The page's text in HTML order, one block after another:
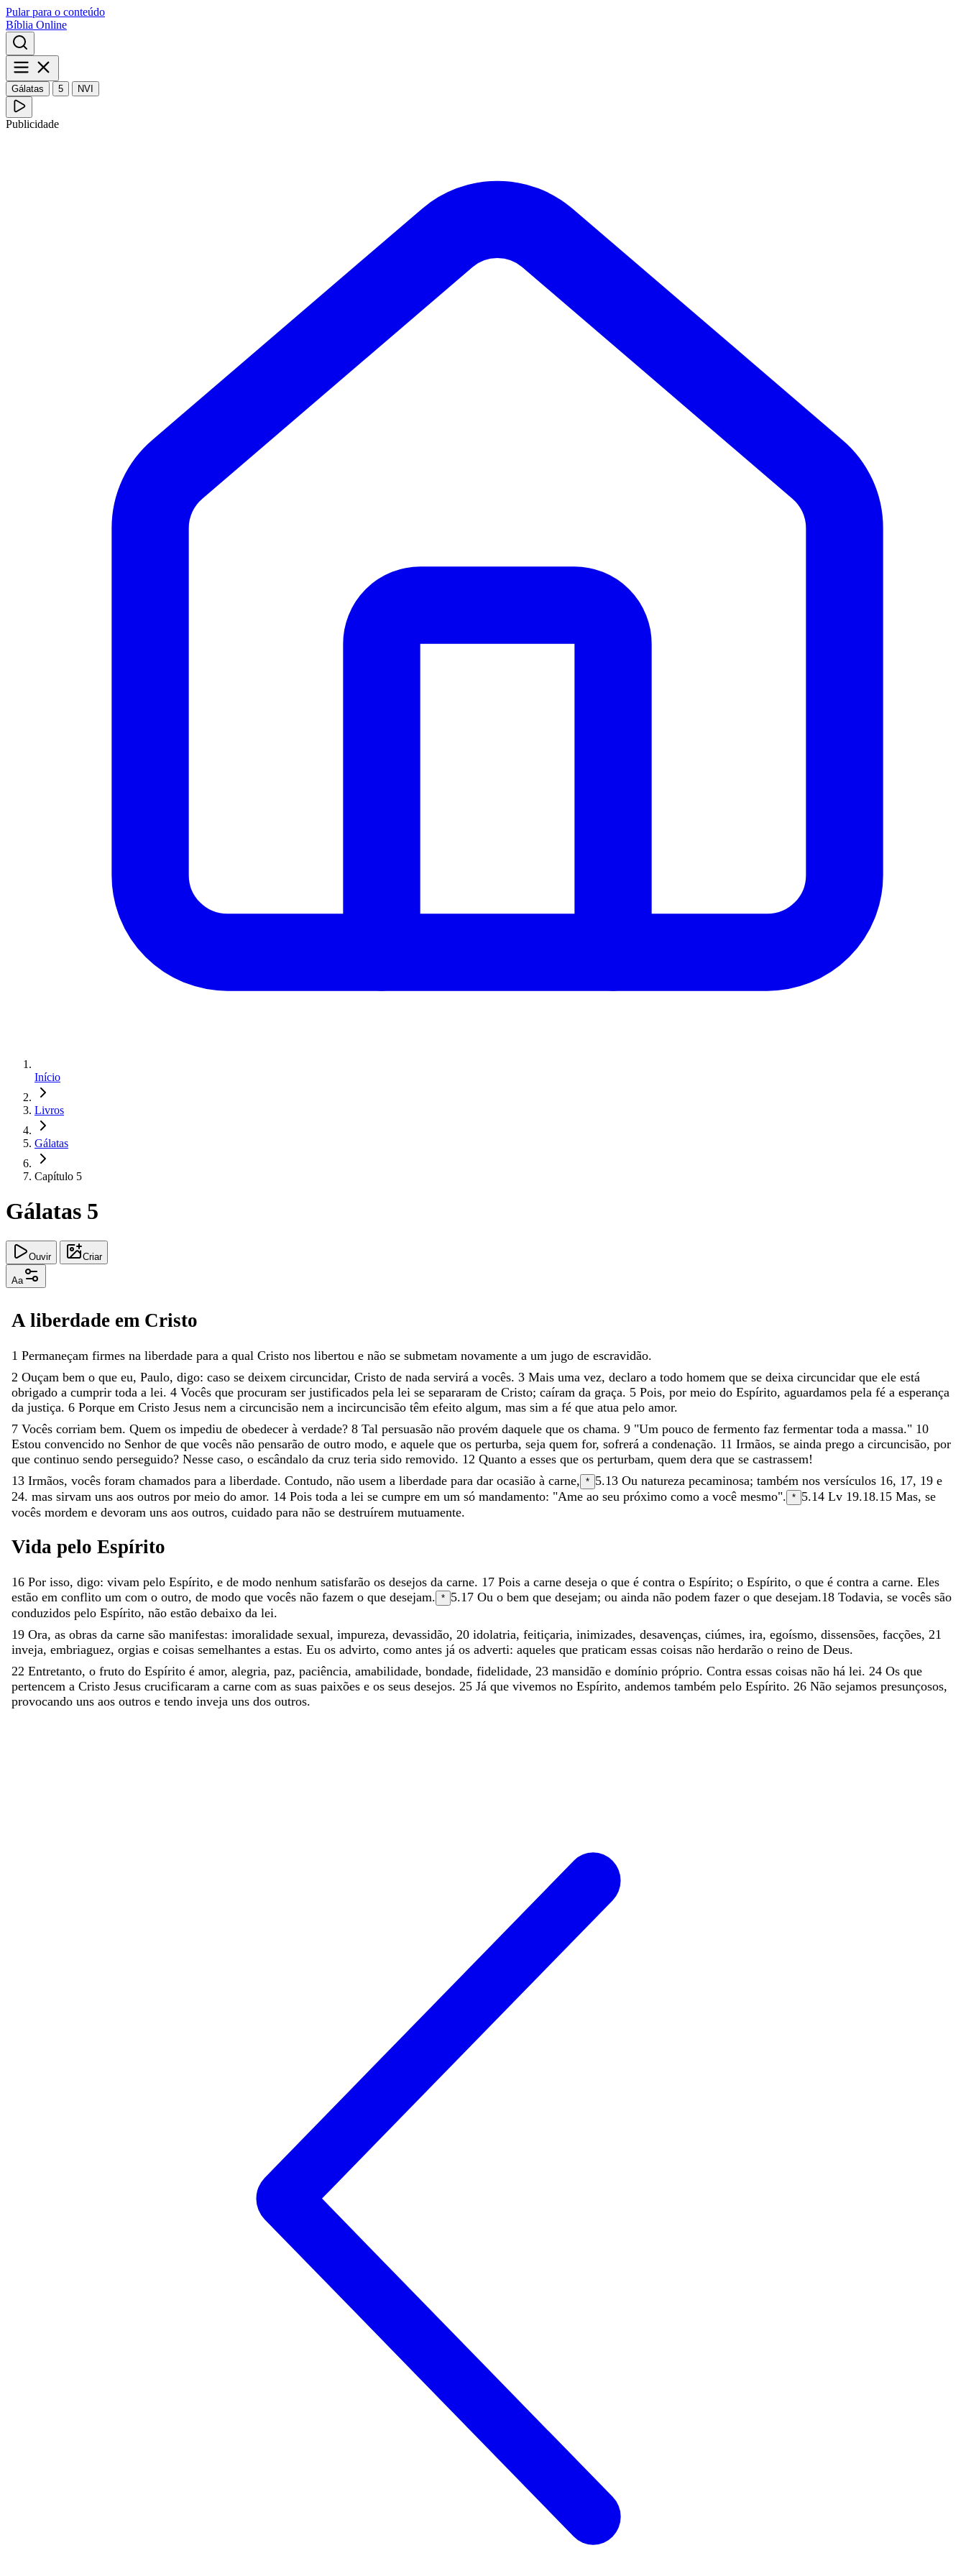
Pular para o conteúdo
Bíblia Online
Gálatas 5 NVI
Publicidade
Início
Livros
Gálatas
Capítulo 5
Gálatas 5
Ouvir Criar
Aa
A liberdade em Cristo
1 Permaneçam firmes na liberdade para a qual Cristo nos libertou e não se submetam novamente a um jugo de escravidão.
2 Ouçam bem o que eu, Paulo, digo: caso se deixem circuncidar, Cristo de nada servirá a vocês. 3 Mais uma vez, declaro a todo homem que se deixa circuncidar que ele está
obrigado a cumprir toda a lei. 4 Vocês que procuram ser justificados pela lei se separaram de Cristo; caíram da graça. 5 Pois, por meio do Espírito, aguardamos pela fé a esperança
da justiça. 6 Porque em Cristo Jesus nem a circuncisão nem a incircuncisão têm efeito algum, mas sim a fé que atua pelo amor.
7 Vocês corriam bem. Quem os impediu de obedecer à verdade? 8 Tal persuasão não provém daquele que os chama. 9 "Um pouco de fermento faz fermentar toda a massa." 10
Estou convencido no Senhor de que vocês não pensarão de outro modo, e aquele que os perturba, seja quem for, sofrerá a condenação. 11 Irmãos, se ainda prego a circuncisão, por
que continuo sendo perseguido? Nesse caso, o escândalo da cruz teria sido removido. 12 Quanto a esses que os perturbam, quem dera que se castrassem!
13 Irmãos, vocês foram chamados para a liberdade. Contudo, não usem a liberdade para dar ocasião à carne, * 5.13 Ou natureza pecaminosa; também nos versículos 16, 17, 19 e
24. mas sirvam uns aos outros por meio do amor. 14 Pois toda a lei se cumpre em um só mandamento: "Ame ao seu próximo como a você mesmo". * 5.14 Lv 19.18.15 Mas, se
vocês mordem e devoram uns aos outros, cuidado para não se destruírem mutuamente.
Vida pelo Espírito
16 Por isso, digo: vivam pelo Espírito, e de modo nenhum satisfarão os desejos da carne. 17 Pois a carne deseja o que é contra o Espírito; o Espírito, o que é contra a carne. Eles
estão em conflito um com o outro, de modo que vocês não fazem o que desejam. * 5.17 Ou o bem que desejam; ou ainda não podem fazer o que desejam.18 Todavia, se vocês são
conduzidos pelo Espírito, não estão debaixo da lei.
19 Ora, as obras da carne são manifestas: imoralidade sexual, impureza, devassidão, 20 idolatria, feitiçaria, inimizades, desavenças, ciúmes, ira, egoísmo, dissensões, facções, 21
inveja, embriaguez, orgias e coisas semelhantes a estas. Eu os advirto, como antes já os adverti: aqueles que praticam essas coisas não herdarão o reino de Deus.
22 Entretanto, o fruto do Espírito é amor, alegria, paz, paciência, amabilidade, bondade, fidelidade, 23 mansidão e domínio próprio. Contra essas coisas não há lei. 24 Os que
pertencem a Cristo Jesus crucificaram a carne com as suas paixões e os seus desejos. 25 Já que vivemos no Espírito, andemos também pelo Espírito. 26 Não sejamos presunçosos,
provocando uns aos outros e tendo inveja uns dos outros.